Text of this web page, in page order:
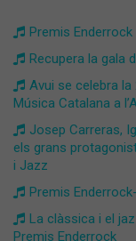
Premis
Recupera la gala
Avui se celebra
Música Catalana a
Josep Carreras,
els grans
i Jazz
Premis
La clàssica i el
Premis Enderrock